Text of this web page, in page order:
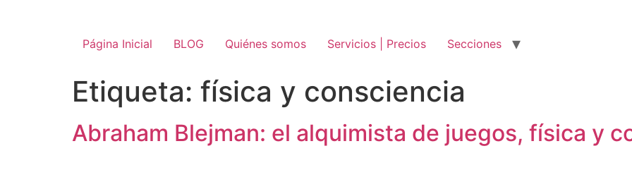
Página Inicial BLOG Quiénes somos Servicios | Precios Secciones
Etiqueta: física y consciencia
Abraham Blejman: el alquimista de juegos, física y